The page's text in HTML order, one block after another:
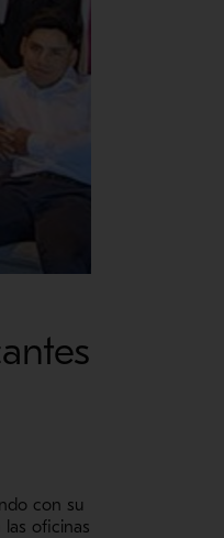
con su
las oficinas